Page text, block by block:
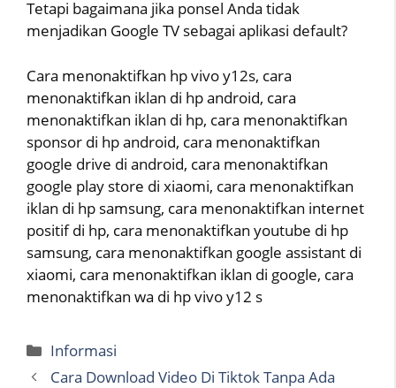
Tetapi bagaimana jika ponsel Anda tidak
menjadikan Google TV sebagai aplikasi default?
Cara menonaktifkan hp vivo y12s, cara
menonaktifkan iklan di hp android, cara
menonaktifkan iklan di hp, cara menonaktifkan
sponsor di hp android, cara menonaktifkan
google drive di android, cara menonaktifkan
google play store di xiaomi, cara menonaktifkan
iklan di hp samsung, cara menonaktifkan internet
positif di hp, cara menonaktifkan youtube di hp
samsung, cara menonaktifkan google assistant di
xiaomi, cara menonaktifkan iklan di google, cara
menonaktifkan wa di hp vivo y12 s
Categories
Informasi
Cara Download Video Di Tiktok Tanpa Ada